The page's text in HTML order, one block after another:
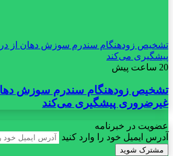
تشخیص زودهنگام سندرم سوزش دهان از
پیشگیری می‌کند
20 ساعت پیش
تشخیص زودهنگام سندرم سوزش
غیرضروری پیشگیری می‌کند
عضویت در خبرنامه
آدرس ایمیل خود را وارد کنید